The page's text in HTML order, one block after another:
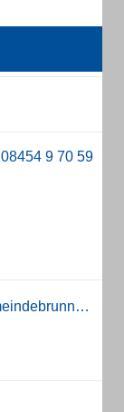
kigahohenried@gemeindebrunnen.de